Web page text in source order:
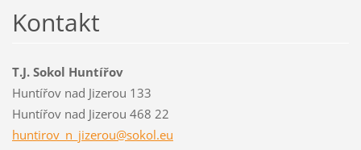
Kontakt
T.J. Sokol Huntířov
Huntířov nad Jizerou 133
Huntířov nad Jizerou 468 22
huntirov_n_jizerou@sokol.eu